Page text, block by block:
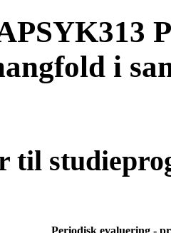
i
til